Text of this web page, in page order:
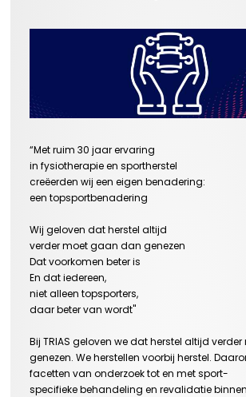
“Met ruim 30 jaar ervaring
in fysiotherapie en sportherstel
creëerden wij een eigen benadering:
een topsportbenadering
Wij geloven dat herstel altijd
verder moet gaan dan genezen
Dat voorkomen beter is
En dat iedereen,
niet alleen topsporters,
daar beter van wordt"
Bij TRIAS geloven we dat herstel altijd
genezen. We herstellen voorbij herstel.
facetten van onderzoek tot en met sport-
specifieke behandeling en revalidatie